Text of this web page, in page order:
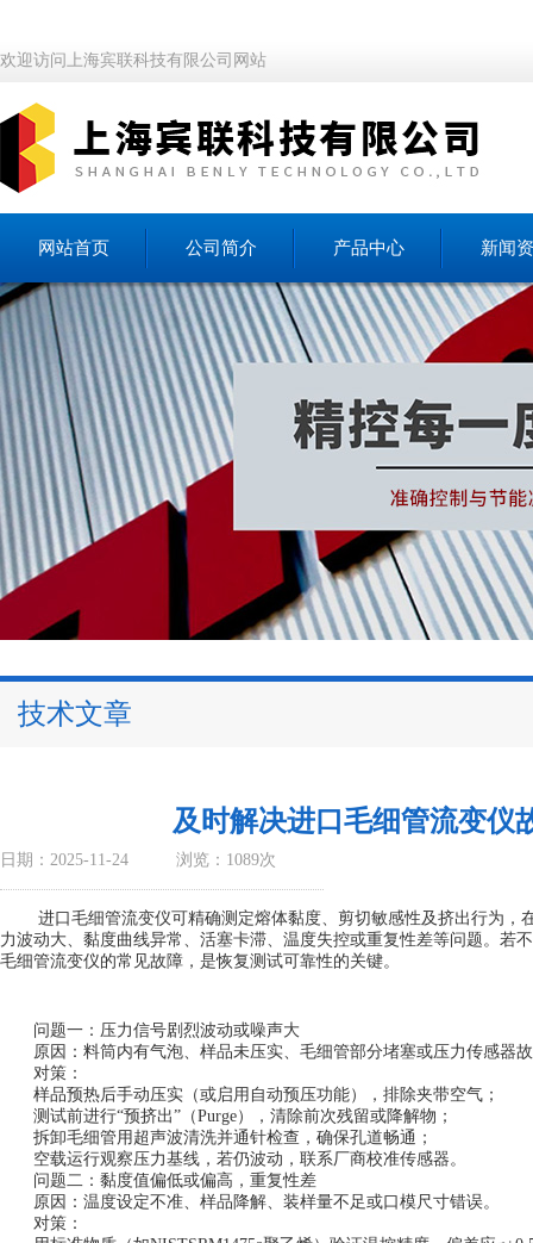
欢迎访问上海宾联科技有限公司网站
网站首页 公司简介 产品中心 新闻
技术文章
及时解决进口毛细管流变仪
日期：2025-11-24 浏览：1089次
进口毛细管流变仪可精确测定熔体黏度、剪切敏感性及挤出行为，
力波动大、黏度曲线异常、活塞卡滞、温度失控或重复性差等问题。若
毛细管流变仪的常见故障，是恢复测试可靠性的关键。
问题一：压力信号剧烈波动或噪声大
原因：料筒内有气泡、样品未压实、毛细管部分堵塞或压力传感器
对策：
样品预热后手动压实（或启用自动预压功能），排除夹带空气；
测试前进行“预挤出”（Purge），清除前次残留或降解物；
拆卸毛细管用超声波清洗并通针检查，确保孔道畅通；
空载运行观察压力基线，若仍波动，联系厂商校准传感器。
问题二：黏度值偏低或偏高，重复性差
原因：温度设定不准、样品降解、装样量不足或口模尺寸错误。
对策：